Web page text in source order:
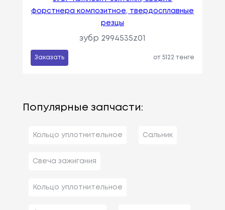
форстнера композитное, твердосплавные
резцы
зубр 2994535z01
Заказать от 5122 тенге
Популярные запчасти:
Кольцо уплотнительное Сальник
Свеча зажигания
Кольцо уплотнительное